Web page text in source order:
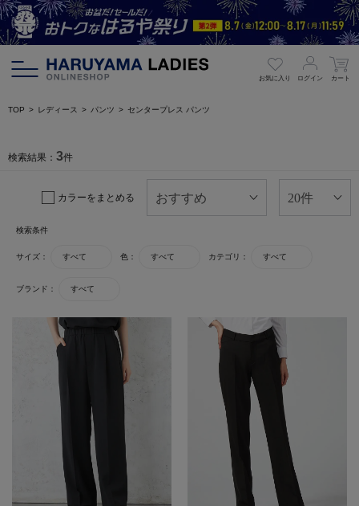
お気に入り ログイン カート
TOP レディース パンツ センタープレス パンツ
検索結果： 3件
カラーをまとめる
検索条件
サイズ： すべて 色： すべて カテゴリ： すべて
ブランド： すべて